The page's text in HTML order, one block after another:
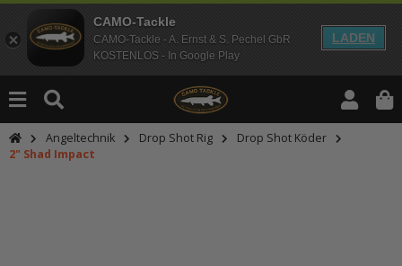
CAMO-Tackle
CAMO-Tackle - A. Ernst & S. Pechel GbR
KOSTENLOS - In Google Play
LADEN
Angeltechnik Drop Shot Rig
Drop Shot Köder
2" Shad Impact